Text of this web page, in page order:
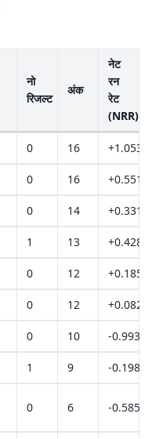
नो
रिजल्ट
अंक
नेट
रन
रेट
(NRR)
0 16 +1.053
0 16 +0.551
0 14 +0.331
1 13 +0.428
0 12 +0.185
0 12 +0.082
0 10 -0.993
1 9 -0.198
0 6 -0.585